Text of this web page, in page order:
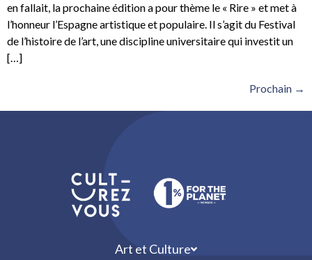
en fallait, la prochaine édition a pour thème le « Rire » et met à
l’honneur l’Espagne artistique et populaire. Il s’agit du Festival
de l’histoire de l’art, une discipline universitaire qui investit un
[…]
Prochain →
Art et Culture